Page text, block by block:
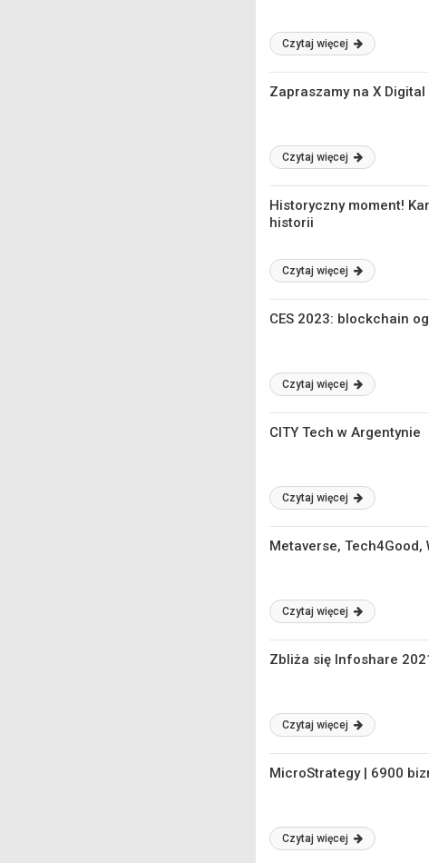
Czytaj więcej
Zapraszamy na X
Czytaj więcej
Historyczny moment!
historii
Czytaj więcej
CES 2023: blockchain
Czytaj więcej
CITY Tech w Argentynie
Czytaj więcej
Metaverse,
Czytaj więcej
Zbliża się Infoshare
Czytaj więcej
MicroStrategy | 6900
Czytaj więcej